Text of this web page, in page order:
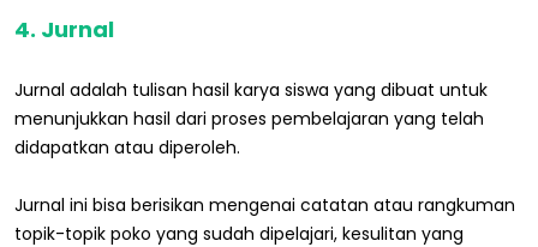
4. Jurnal
Jurnal adalah tulisan hasil karya siswa yang dibuat untuk
menunjukkan hasil dari proses pembelajaran yang telah
didapatkan atau diperoleh.
Jurnal ini bisa berisikan mengenai catatan atau rangkuman
topik-topik poko yang sudah dipelajari, kesulitan yang